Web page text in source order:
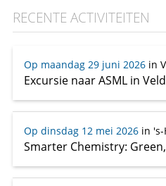
RECENTE ACTIVITEITEN
Op maandag 29 juni 2026in
Excursie naar ASML in
Op dinsdag 12 mei 2026in 's-